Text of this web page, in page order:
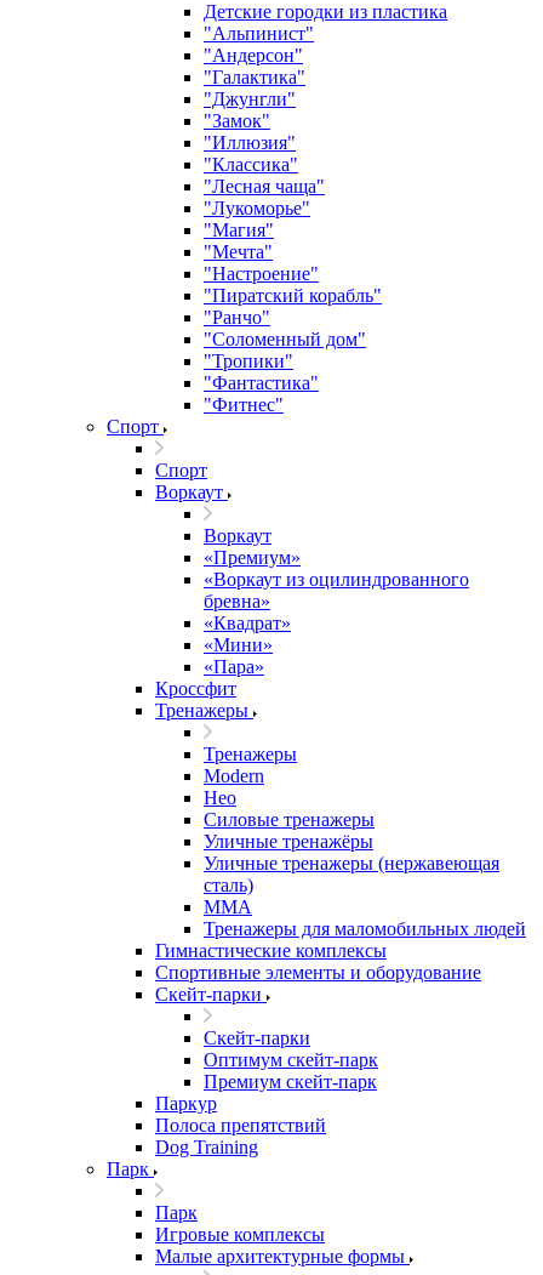
Детские городки из пластика
"Альпинист"
"Андерсон"
"Галактика"
"Джунгли"
"Замок"
"Иллюзия"
"Классика"
"Лесная чаща"
"Лукоморье"
"Магия"
"Мечта"
"Настроение"
"Пиратский корабль"
"Ранчо"
"Соломенный дом"
"Тропики"
"Фантастика"
"Фитнес"
Спорт
Спорт
Воркаут
Воркаут
«Премиум»
«Воркаут из оцилиндрованного
бревна»
«Квадрат»
«Мини»
«Пара»
Кроссфит
Тренажеры
Тренажеры
Modern
Нео
Силовые тренажеры
Уличные тренажёры
Уличные тренажеры (нержавеющая
сталь)
ММА
Тренажеры для маломобильных людей
Гимнастические комплексы
Спортивные элементы и оборудование
Скейт-парки
Скейт-парки
Оптимум скейт-парк
Премиум скейт-парк
Паркур
Полоса препятствий
Dog Training
Парк
Парк
Игровые комплексы
Малые архитектурные формы